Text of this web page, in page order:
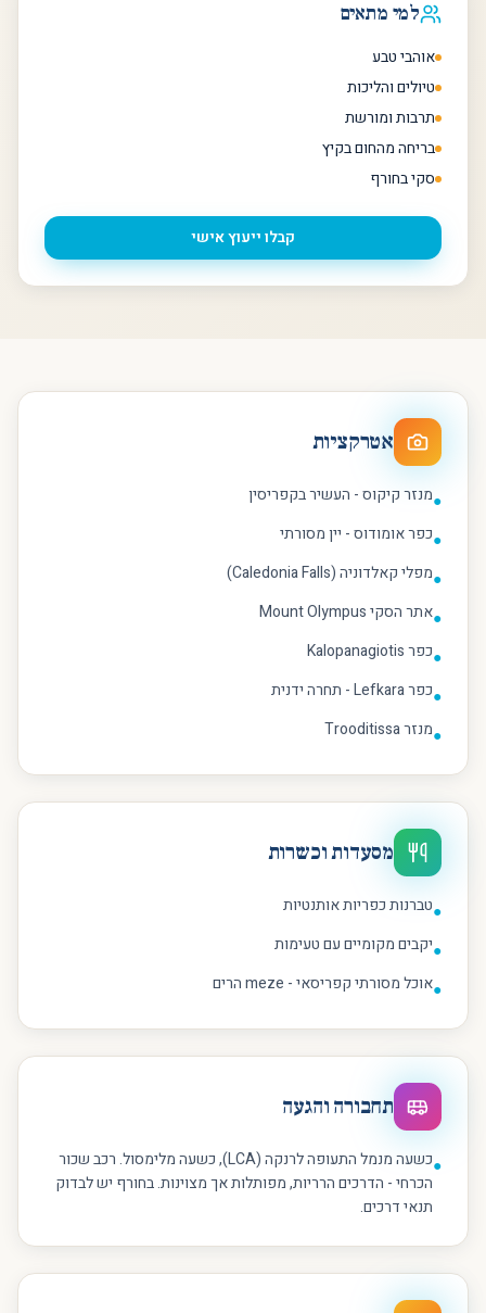
למי מתאים
אוהבי טבע
טיולים והליכות
תרבות ומורשת
בריחה מהחום בקיץ
סקי בחורף
קבלו ייעוץ אישי
אטרקציות
●מנזר קיקוס - העשיר בקפריסין
●כפר אומודוס - יין מסורתי
●מפלי קאלדוניה (Caledonia Falls)
●אתר הסקי Mount Olympus
●כפר Kalopanagiotis
●כפר Lefkara - תחרה ידנית
●מנזר Trooditissa
מסעדות וכשרות
●טברנות כפריות אותנטיות
●יקבים מקומיים עם טעימות
●אוכל מסורתי קפריסאי - meze הרים
תחבורה והגעה
●
כשעה מנמל התעופה לרנקה (LCA), כשעה מלימסול. רכב שכור
הכרחי - הדרכים הרריות, מפותלות אך מצוינות. בחורף יש לבדוק
תנאי דרכים.